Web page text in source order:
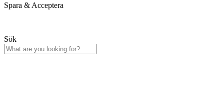
Spara & Acceptera
Sök